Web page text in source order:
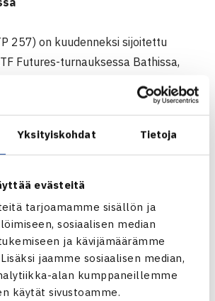
Yksityiskohdat Tietoja
evästeitä
tarjoamamme sisällön ja
sosiaalisen median
ja kävijämäärämme
jaamme sosiaalisen median,
alan kumppaneillemme
käytät sivustoamme.
257) on kuudenneksi sijoitettu
Futures-turnauksessa Bathissa,
ensimmäisellä kierroksella
(ATP 601). Henri voitti Kingin viime
pari kohtaa ensimmäisellä
Benas Majauskasin ja Dovydas
turnaus Englannissa